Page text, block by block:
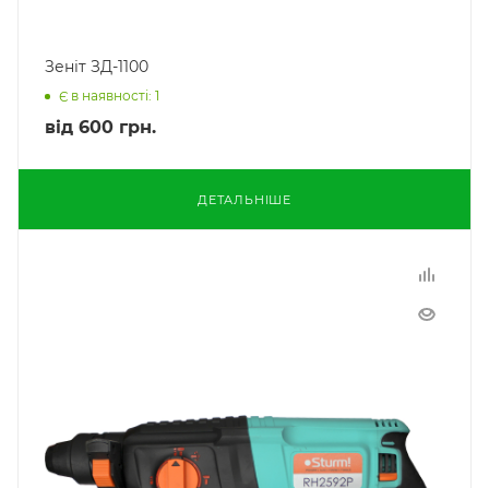
Зеніт ЗД-1100
Є в наявності: 1
від 600 грн.
ДЕТАЛЬНІШЕ